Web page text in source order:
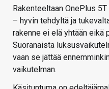
Rakenteeltaan OnePlus
– hyvin tehdyltä ja
rakenne ei elä yhtään eikä
Suoranaista
vaan se jättää
vaikutelman.